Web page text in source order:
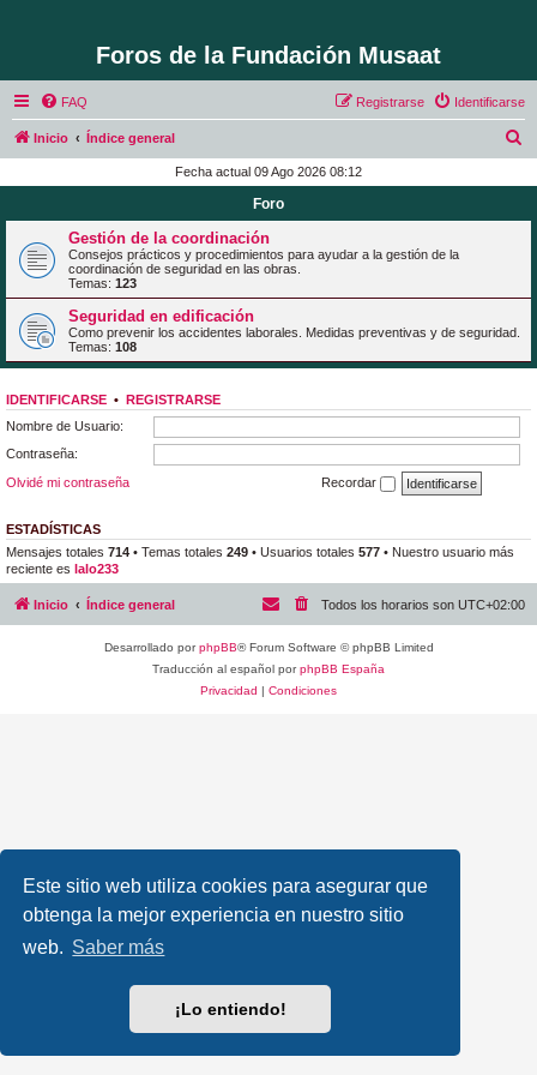
Este sitio web utiliza cookies para asegurar que
obtenga la mejor experiencia en nuestro sitio
web. Saber más
¡Lo entiendo!
Foros de la Fundación Musaat
FAQ Identificarse
Registrarse
Inicio Índice general
c
Fecha actual 09 Ago 2026 08:12
Foro
Gestión de la coordinación
Consejos prácticos y procedimientos para ayudar a la gestión de la
coordinación de seguridad en las obras.
Temas: 123
Seguridad en edificación
Como prevenir los accidentes laborales. Medidas preventivas y de seguridad.
Temas: 108
IDENTIFICARSE • REGISTRARSE
Nombre de Usuario:
Contraseña:
Olvidé mi contraseña
Recordar
ESTADÍSTICAS
Mensajes totales 714 • Temas totales 249 • Usuarios totales 577 • Nuestro usuario más
reciente es lalo233
Inicio Índice general Todos los horarios son UTC+02:00
Desarrollado porphpBB® Forum Software © phpBB Limited
Traducción al español porphpBB España
Privacidad | Condiciones